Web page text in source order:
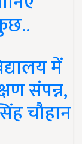
में
संपन्न,
चौहान